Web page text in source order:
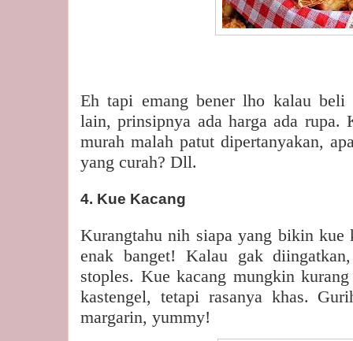
Eh tapi emang bener lho kalau beli
lain, prinsipnya ada harga ada rupa.
murah malah patut dipertanyakan,
yang curah? Dll.
4. Kue Kacang
Kurangtahu nih siapa yang bikin
enak banget! Kalau gak
stoples. Kue kacang mungkin
kastengel, tetapi rasanya khas.
margarin, yummy!